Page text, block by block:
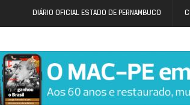
DIÁRIO OFICIAL ESTADO DE PERNAMBUCO